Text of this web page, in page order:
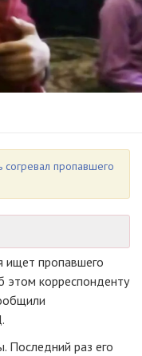
пропавшего
ищет пропавшего
этом корреспонденту
Последний раз его